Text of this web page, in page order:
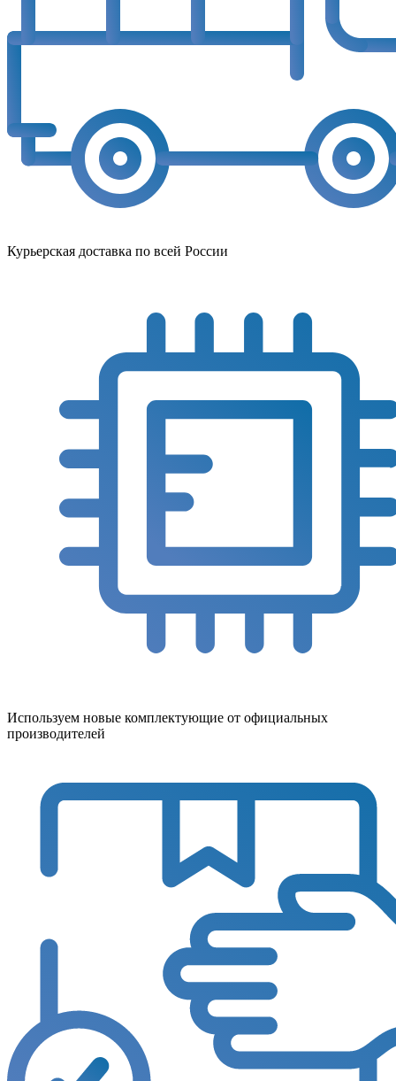
Курьерская доставка по всей России
Используем новые комплектующие от официальных
производителей